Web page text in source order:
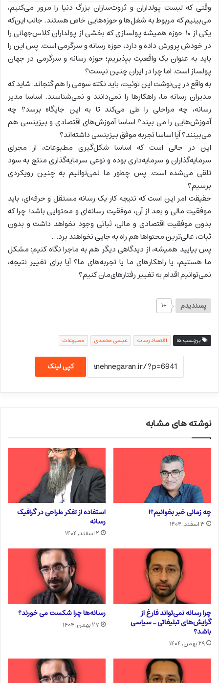
وقتی که لیست پولداران و ثروت‌سازان بزرگ دنیا را مرور می‌کنیم،
می‌بینیم که مربوط به شغل‌ها و حوزه‌هایی خاص هستند. جالب این‌که
یکی از ۱۰ حوزه همیشه پولسازی که بخشی از پولداران کلاس‌جهانی را
در خودش پرورش داده و دارد، حوزه رسانه و سرگرمی است. پس این را
باید به عنوان یک واقعیت بپذیریم؛ حوزه رسانه و سرگرمی در جهان
پولساز است. اما چرا در ایران چنین نیست؟
به واقع در پی‌نوشت این توئیت، باید نکته سومی را هم گنجاند: شاید که
مدیران رسانه ما، راهکارها را نمی‌دانند و نمی‌شناسند. اساسا مدیر
رسانه، چه مراحلی را طی می‌کند تا به این جایگاه برسد؟ چه
آموزش‌هایی را می بیند؟ اساسا آموزش‌های اقتصادی و بیزینسی هم
می‌بینند؟ آیا اساسا تجربه موفق بیزینسی داشته‌اند؟
این در حالی است که اساسا شکل‌گیری مطبوعات، از مجرای
سرمایه‌گذاران و سرمایه‌داری بوده و نوعی سرمایه‌گذاری منتج به سود
تلقی می‌شده است. پس چطور ما نمی‌توانیم به چنین رویکردی
برسیم؟
حقیقت امر این است که نتیجه کار یک رسانه مستقل و حرفه‌ای، باید
موفقیت مالی و بعد از آن، موفقیت رسانه‌ای و محتوایی باشد؛ چرا که
بدون موفقیت اقتصادی و مالی، ثباتی وجود نخواهد داشت و بدون
ثبات، عالی‌ترین محتواها هم راه به جایی نخواهند برد…
پس بیایید همیشه، از دیدگاهی دیگر هم به ماجرا نگاه کنیم: مشکل
ما هستیم، یا راهکارهای ما یا تجربه‌های ما؟ آیا برای تغییر نتیجه،
نمی‌توانیم اقدام به تغییر رفتارهای‌مان کنیم؟
پسندیدم +۱
برچسب ها اقتصاد رسانه عیسی محمدی مطبوعات
کپی لینک
نوشته های مشابه
چه زمانی خبر بخوانیم؟!
۳ اسفند, ۱۴۰۴
استفاده از تفکر طراحی در گرافیک
رسانه
۲ اسفند, ۱۴۰۴
چرا رسانه نمی‌تواند فارغ از
گرایش‌های تبلیغاتی ـ سیاسی
باشد؟
۲۹ بهمن, ۱۴۰۴
رسانه‌ها چرا شکست می خورند؟
۲۷ بهمن, ۱۴۰۴